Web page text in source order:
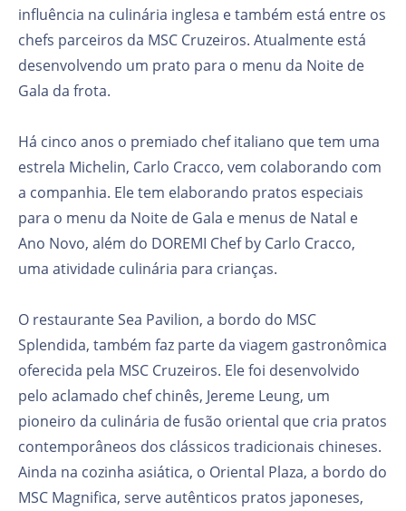
influência na culinária inglesa e também está entre os
chefs parceiros da MSC Cruzeiros. Atualmente está
desenvolvendo um prato para o menu da Noite de
Gala da frota.
Há cinco anos o premiado chef italiano que tem uma
estrela Michelin, Carlo Cracco, vem colaborando com
a companhia. Ele tem elaborando pratos especiais
para o menu da Noite de Gala e menus de Natal e
Ano Novo, além do DOREMI Chef by Carlo Cracco,
uma atividade culinária para crianças.
O restaurante Sea Pavilion, a bordo do MSC
Splendida, também faz parte da viagem gastronômica
oferecida pela MSC Cruzeiros. Ele foi desenvolvido
pelo aclamado chef chinês, Jereme Leung, um
pioneiro da culinária de fusão oriental que cria pratos
contemporâneos dos clássicos tradicionais chineses.
Ainda na cozinha asiática, o Oriental Plaza, a bordo do
MSC Magnifica, serve autênticos pratos japoneses,